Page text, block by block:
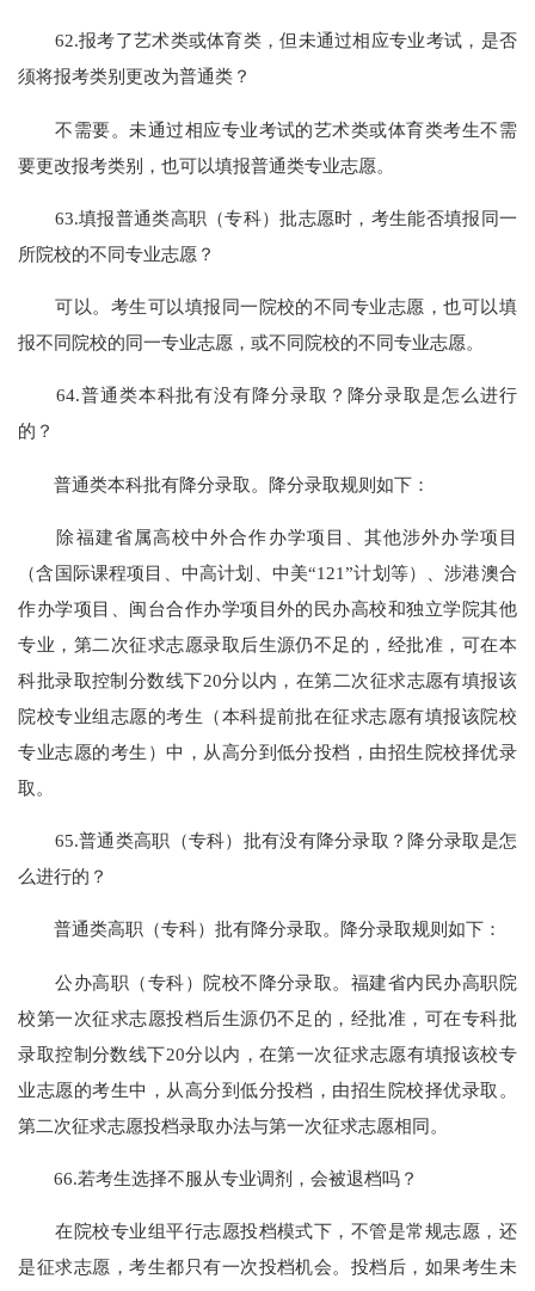
62.报考了艺术类或体育类，但未通过相应专业考试，是否
须将报考类别更改为普通类？
不需要。未通过相应专业考试的艺术类或体育类考生不需
要更改报考类别，也可以填报普通类专业志愿。
63.填报普通类高职（专科）批志愿时，考生能否填报同一
所院校的不同专业志愿？
可以。考生可以填报同一院校的不同专业志愿，也可以填
报不同院校的同一专业志愿，或不同院校的不同专业志愿。
64.普通类本科批有没有降分录取？降分录取是怎么进行
的？
普通类本科批有降分录取。降分录取规则如下：
除福建省属高校中外合作办学项目、其他涉外办学项目
（含国际课程项目、中高计划、中美“121”计划等）、涉港澳合
作办学项目、闽台合作办学项目外的民办高校和独立学院其他
专业，第二次征求志愿录取后生源仍不足的，经批准，可在本
科批录取控制分数线下20分以内，在第二次征求志愿有填报该
院校专业组志愿的考生（本科提前批在征求志愿有填报该院校
专业志愿的考生）中，从高分到低分投档，由招生院校择优录
取。
65.普通类高职（专科）批有没有降分录取？降分录取是怎
么进行的？
普通类高职（专科）批有降分录取。降分录取规则如下：
公办高职（专科）院校不降分录取。福建省内民办高职院
校第一次征求志愿投档后生源仍不足的，经批准，可在专科批
录取控制分数线下20分以内，在第一次征求志愿有填报该校专
业志愿的考生中，从高分到低分投档，由招生院校择优录取。
第二次征求志愿投档录取办法与第一次征求志愿相同。
66.若考生选择不服从专业调剂，会被退档吗？
在院校专业组平行志愿投档模式下，不管是常规志愿，还
是征求志愿，考生都只有一次投档机会。投档后，如果考生未